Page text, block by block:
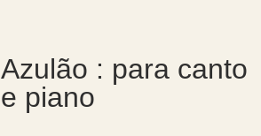
Azulão : para canto
e piano